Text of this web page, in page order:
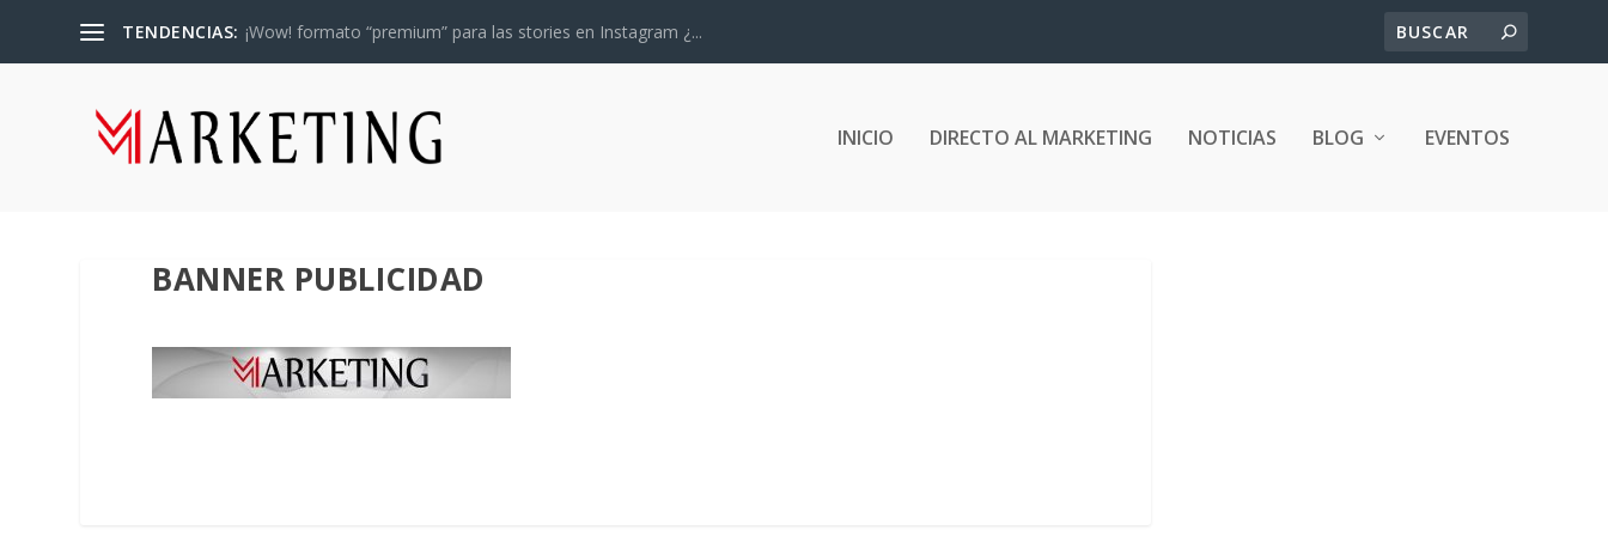
TENDENCIAS: ¡Wow! formato “premium” para las stories en Instagram ¿...
INICIO DIRECTO AL MARKETING NOTICIAS BLOG EVENTOS
BANNER PUBLICIDAD